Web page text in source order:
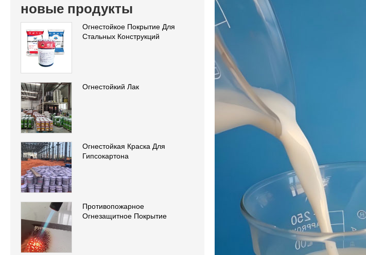
новые продукты
Огнестойкое Покрытие Для
Стальных Конструкций
Огнестойкий Лак
Огнестойкая Краска Для
Гипсокартона
Противопожарное
Огнезащитное Покрытие